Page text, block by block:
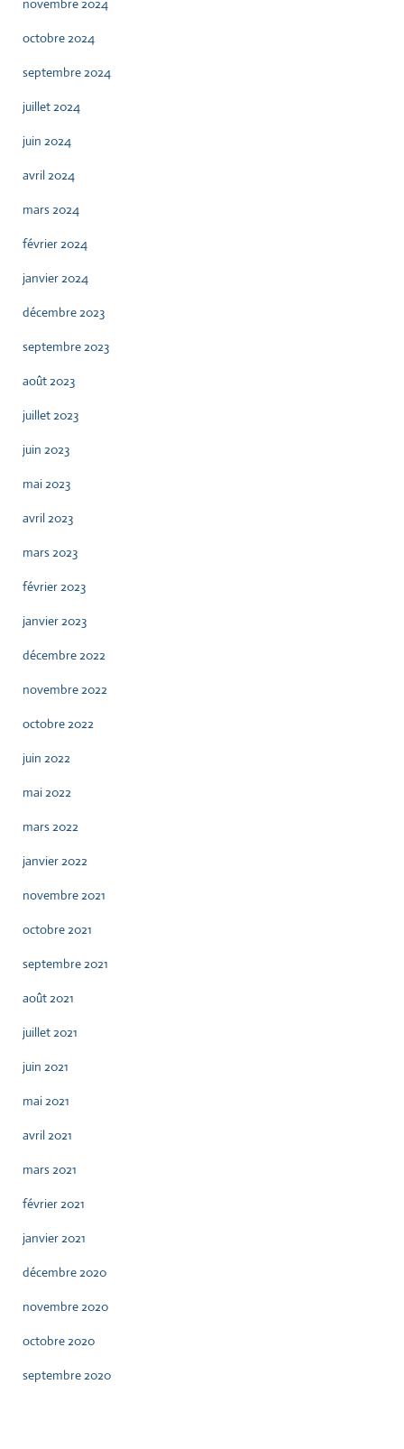
novembre 2024
octobre 2024
septembre 2024
juillet 2024
juin 2024
avril 2024
mars 2024
février 2024
janvier 2024
décembre 2023
septembre 2023
août 2023
juillet 2023
juin 2023
mai 2023
avril 2023
mars 2023
février 2023
janvier 2023
décembre 2022
novembre 2022
octobre 2022
juin 2022
mai 2022
mars 2022
janvier 2022
novembre 2021
octobre 2021
septembre 2021
août 2021
juillet 2021
juin 2021
mai 2021
avril 2021
mars 2021
février 2021
janvier 2021
décembre 2020
novembre 2020
octobre 2020
septembre 2020